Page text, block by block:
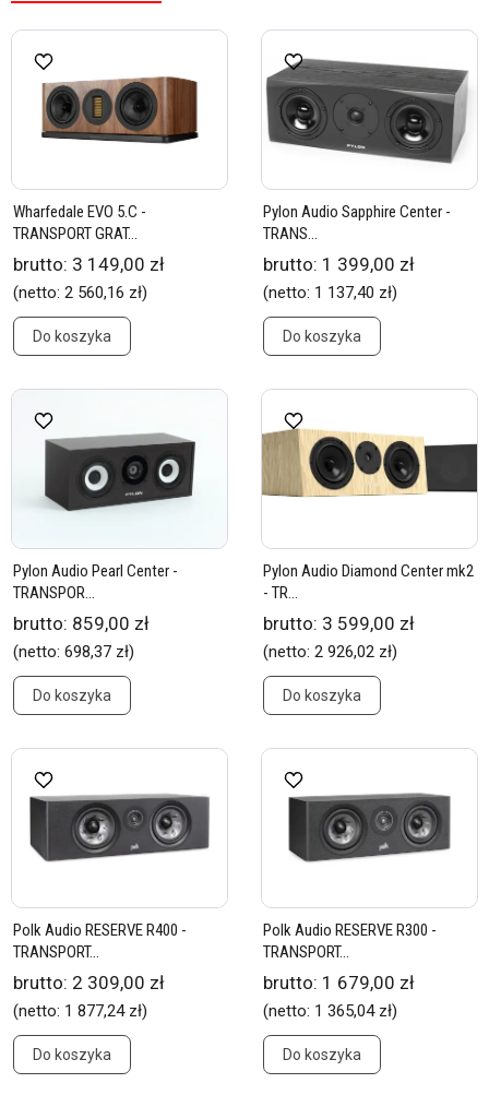
Wharfedale EVO 5.C -
TRANSPORT GRAT...
brutto: 3 149,00 zł
(netto: 2 560,16 zł)
Do koszyka
Pylon Audio Sapphire Center -
TRANS...
brutto: 1 399,00 zł
(netto: 1 137,40 zł)
Do koszyka
Pylon Audio Pearl Center -
TRANSPOR...
brutto: 859,00 zł
(netto: 698,37 zł)
Do koszyka
Pylon Audio Diamond Center mk2
- TR...
brutto: 3 599,00 zł
(netto: 2 926,02 zł)
Do koszyka
Polk Audio RESERVE R400 -
TRANSPORT...
brutto: 2 309,00 zł
(netto: 1 877,24 zł)
Do koszyka
Polk Audio RESERVE R300 -
TRANSPORT...
brutto: 1 679,00 zł
(netto: 1 365,04 zł)
Do koszyka